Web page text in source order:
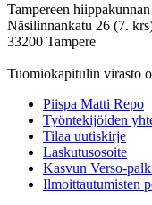
Tampereen
Näsilinnankatu 26 (7.
33200 Tampere
Tuomiokapitulin virasto
Piispa Matti Repo
Työntekijöiden
Tilaa uutiskirje
Laskutusosoite
Kasvun Verso-
Ilmoittautumisten